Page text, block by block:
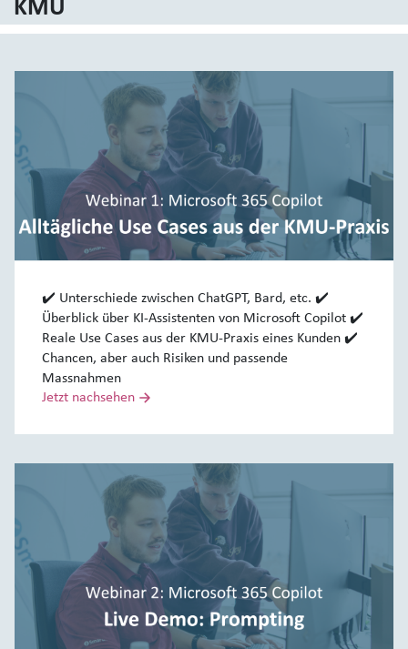
KMU
✔️ Unterschiede zwischen ChatGPT, Bard, etc. ✔️
Überblick über KI-Assistenten von Microsoft Copilot ✔️
Reale Use Cases aus der KMU-Praxis eines Kunden ✔️
Chancen, aber auch Risiken und passende
Massnahmen
Jetzt nachsehen